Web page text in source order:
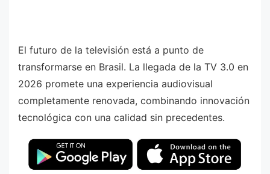
El futuro de la televisión está a punto de
transformarse en Brasil. La llegada de la TV 3.0 en
2026 promete una experiencia audiovisual
completamente renovada, combinando innovación
tecnológica con una calidad sin precedentes.